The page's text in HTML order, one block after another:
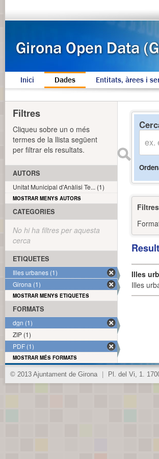
Inici Dades Entitats, àrees i
Filtres
Illes
Illes
Filtres
Cliqueu sobre un o més
termes de la llista següent
per filtrar els resultats.
AUTORS
Unitat Municipal d'Anàlisi Te... (1)
MOSTRAR MENYS AUTORS
CATEGORIES
No hi ha filtres per aquesta
cerca
ETIQUETES
Illes urbanes (1)
Girona (1)
MOSTRAR MENYS ETIQUETES
FORMATS
dgn (1)
ZIP (1)
PDF (1)
MOSTRAR MÉS FORMATS
© 2013 Ajuntament de Girona Pl. del Vi, 1.